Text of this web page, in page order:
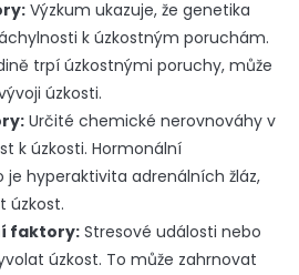
Výzkum ukazuje, že genetika
k úzkostným poruchám.
trpí úzkostnými poruchy, může
úzkosti.
Určité chemické nerovnováhy v
k úzkosti. Hormonální
je hyperaktivita adrenálních žláz,
úzkost.
faktory: Stresové události nebo
úzkost. To může zahrnovat